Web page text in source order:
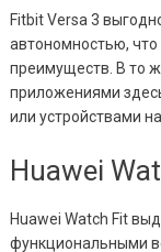
Fitbit Versa 3
автономностью, что
преимуществ. В то
приложениями
или устройствами на
Huawei
Huawei Watch Fit
функциональными